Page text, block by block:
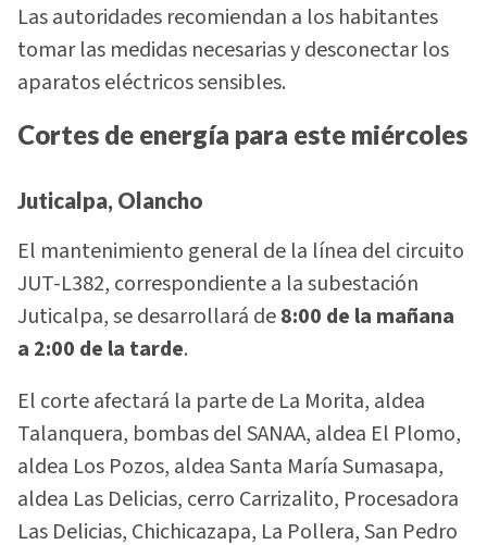
Las autoridades recomiendan a los habitantes
tomar las medidas necesarias y desconectar los
aparatos eléctricos sensibles.
Cortes de energía para este miércoles
Juticalpa, Olancho
El mantenimiento general de la línea del circuito
JUT-L382, correspondiente a la subestación
Juticalpa, se desarrollará de8:00 de la mañana
a 2:00 de la tarde.
El corte afectará la parte de La Morita, aldea
Talanquera, bombas del SANAA, aldea El Plomo,
aldea Los Pozos, aldea Santa María Sumasapa,
aldea Las Delicias, cerro Carrizalito, Procesadora
Las Delicias, Chichicazapa, La Pollera, San Pedro